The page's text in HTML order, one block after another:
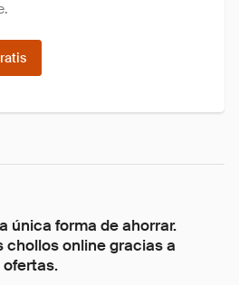
única forma de ahorrar.
chollos online gracias a